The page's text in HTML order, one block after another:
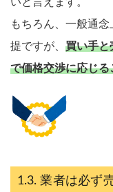
もちろん、一般通
提ですが、 買い手と
で価格交渉に応じ
業者は必ず